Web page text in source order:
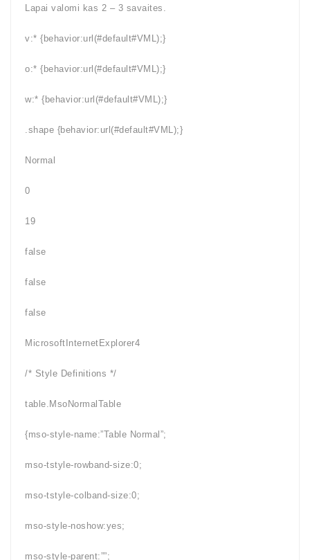
Lapai valomi kas 2 – 3 savaites.
v:* {behavior:url(#default#VML);}
o:* {behavior:url(#default#VML);}
w:* {behavior:url(#default#VML);}
.shape {behavior:url(#default#VML);}
Normal
0
19
false
false
false
MicrosoftInternetExplorer4
/* Style Definitions */
table.MsoNormalTable
{mso-style-name:”Table Normal”;
mso-tstyle-rowband-size:0;
mso-tstyle-colband-size:0;
mso-style-noshow:yes;
mso-style-parent:””;